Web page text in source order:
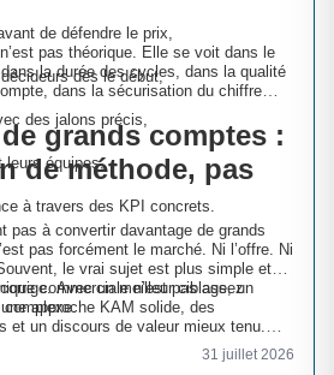
de défendre le prix,
dès le début,
des jalons précis,
leurs équipes,
à travers des KPI concrets.
pas théorique. Elle se voit dans le
la durée des cycles, dans la qualité
dans la sécurisation du chiffre
grands comptes :
de méthode, pas
pas à convertir davantage de grands
pas forcément le marché. Ni l’offre. Ni
le vrai sujet est plus simple et
commerciale n’est pas assez
complexe.
Avec un meilleur ciblage, un
approche KAM solide, des
et un discours de valeur mieux tenu.
vos équipes, vos outils et vos résultats
se joue la performance commerciale
31 juillet 2026